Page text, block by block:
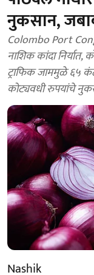
नुकसान,
Colombo Port
नाशिक कांदा
ट्राफिक जाममुळे ६५
कोट्यवधी रुपयांचे
Nashik